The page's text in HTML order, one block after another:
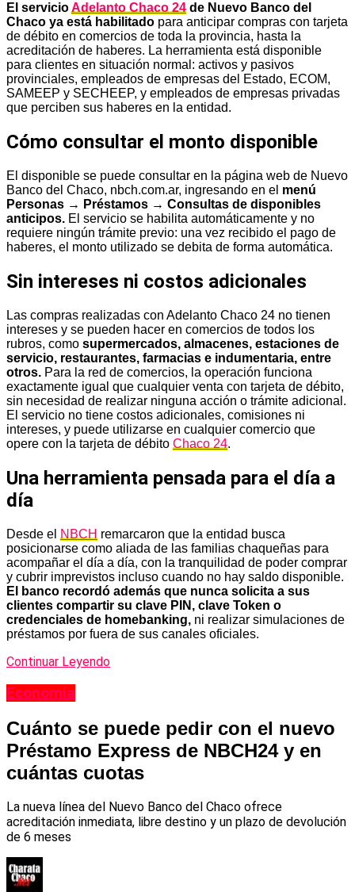
El servicioAdelanto Chaco 24 de Nuevo Banco del
Chaco ya está habilitado para anticipar compras con tarjeta
de débito en comercios de toda la provincia, hasta la
acreditación de haberes. La herramienta está disponible
para clientes en situación normal: activos y pasivos
provinciales, empleados de empresas del Estado, ECOM,
SAMEEP y SECHEEP, y empleados de empresas privadas
que perciben sus haberes en la entidad.
Cómo consultar el monto disponible
El disponible se puede consultar en la página web de Nuevo
Banco del Chaco, nbch.com.ar, ingresando en el menú
Personas → Préstamos → Consultas de disponibles
anticipos. El servicio se habilita automáticamente y no
requiere ningún trámite previo: una vez recibido el pago de
haberes, el monto utilizado se debita de forma automática.
Sin intereses ni costos adicionales
Las compras realizadas con Adelanto Chaco 24 no tienen
intereses y se pueden hacer en comercios de todos los
rubros, como supermercados, almacenes, estaciones de
servicio, restaurantes, farmacias e indumentaria, entre
otros. Para la red de comercios, la operación funciona
exactamente igual que cualquier venta con tarjeta de débito,
sin necesidad de realizar ninguna acción o trámite adicional.
El servicio no tiene costos adicionales, comisiones ni
intereses, y puede utilizarse en cualquier comercio que
opere con la tarjeta de débito Chaco 24.
Una herramienta pensada para el día a
día
Desde el NBCH remarcaron que la entidad busca
posicionarse como aliada de las familias chaqueñas para
acompañar el día a día, con la tranquilidad de poder comprar
y cubrir imprevistos incluso cuando no hay saldo disponible.
El banco recordó además que nunca solicita a sus
clientes compartir su clave PIN, clave Token o
credenciales de homebanking, ni realizar simulaciones de
préstamos por fuera de sus canales oficiales.
Continuar Leyendo
Economía
Cuánto se puede pedir con el nuevo
Préstamo Express de NBCH24 y en
cuántas cuotas
La nueva línea del Nuevo Banco del Chaco ofrece
acreditación inmediata, libre destino y un plazo de devolución
de 6 meses